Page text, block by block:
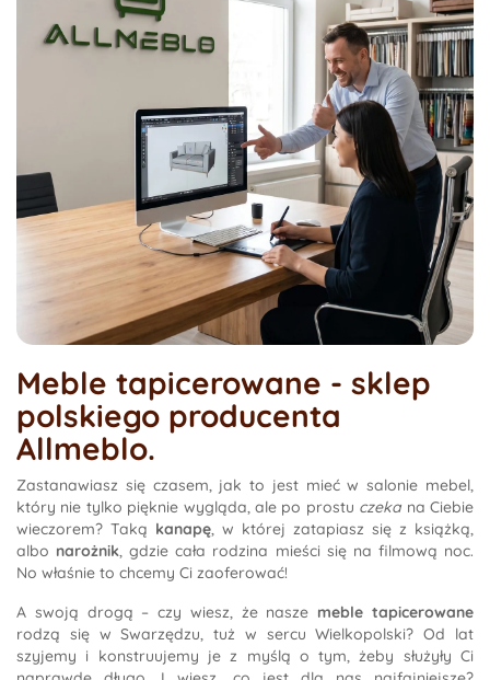
Meble tapicerowane - sklep
polskiego producenta
Allmeblo.
Zastanawiasz się czasem, jak to jest mieć w salonie mebel,
który nie tylko pięknie wygląda, ale po prostu czekana Ciebie
wieczorem? Taką kanapę, w której zatapiasz się z książką,
albo narożnik, gdzie cała rodzina mieści się na filmową noc.
No właśnie to chcemy Ci zaoferować!
A swoją drogą – czy wiesz, że nasze meble tapicerowane
rodzą się w Swarzędzu, tuż w sercu Wielkopolski? Od lat
szyjemy i konstruujemy je z myślą o tym, żeby służyły Ci